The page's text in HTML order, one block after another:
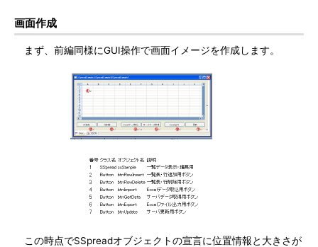
画面作成
まず、前編同様にGUI操作で画面イメージを作成します。
この時点でSSpreadオブジェクトの宣言に位置情報と大きさが